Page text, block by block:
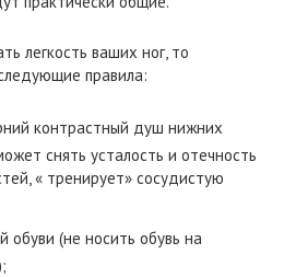
легкость ваших ног, то
правила:
контрастный душ нижних
снять усталость и отечность
« тренирует» сосудистую
(не носить обувь на